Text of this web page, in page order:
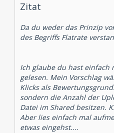
Zitat
Da du weder das Prinzip
des Begriffs Flatrate
Ich glaube du hast einfach
gelesen. Mein Vorschlag
Klicks als
sondern die Anzahl der
Datei im Shared besitzen.
Aber lies einfach mal
etwas eingehst....